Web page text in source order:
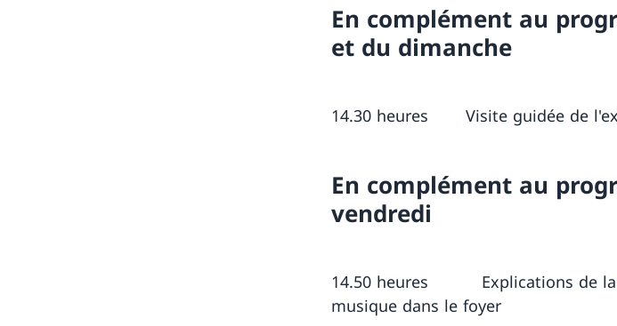
En complément au
et du dimanche
14.30 heures Visite guidée de
En complément au
vendredi
14.50 heures Explications de la
musique dans le foyer